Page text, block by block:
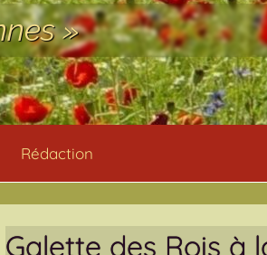
»
Rédaction
Galette des Rois à